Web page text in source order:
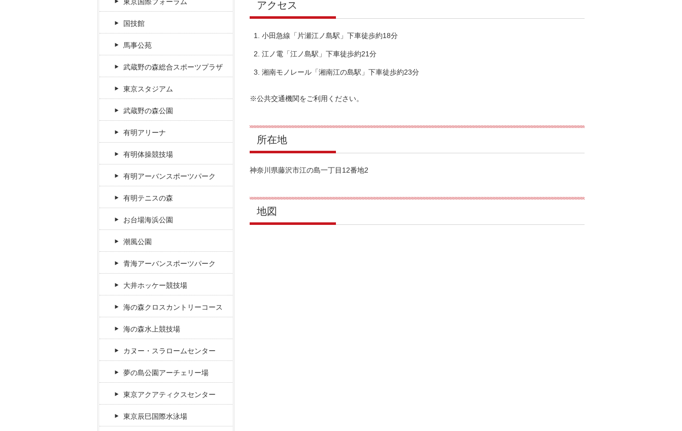
アクセス
小田急線「片瀬江ノ島駅」下車徒歩約18分
江ノ電「江ノ島駅」下車徒歩約21分
湘南モノレール「湘南江の島駅」下車徒歩約23分
※公共交通機関をご利用ください。
所在地
神奈川県藤沢市江の島一丁目12番地2
地図
国技館
馬事公苑
武蔵野の森総合スポーツプラザ
東京スタジアム
武蔵野の森公園
有明アリーナ
有明体操競技場
有明アーバンスポーツパーク
有明テニスの森
お台場海浜公園
潮風公園
青海アーバンスポーツパーク
大井ホッケー競技場
海の森クロスカントリーコース
海の森水上競技場
カヌー・スラロームセンター
夢の島公園アーチェリー場
東京アクアティクスセンター
東京辰巳国際水泳場